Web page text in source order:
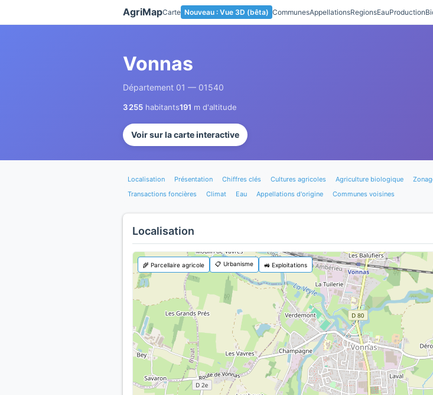
AgriMapCarte Nouveau : Vue 3D (bêta) CommunesAppellationsRegionsEauProduction
Vonnas
Département 01 — 01540
3 255 habitants191 m d'altitude
Voir sur la carte interactive
Localisation Présentation Chiffres clés Cultures agricoles Agriculture biologique
Transactions foncières
Climat Eau Appellations d'origine Communes voisines
Localisation
🌾 Parcellaire agricole 📋 Urbanisme 🚜 Exploitations
Panneau de gestion des cookies